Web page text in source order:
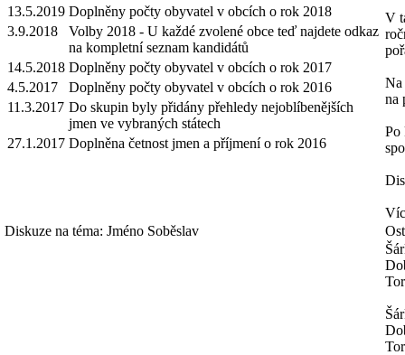
13.5.2019 Doplněny počty obyvatel v obcích o rok 2018
3.9.2018
Volby 2018 - U každé zvolené obce teď najdete odkaz
na kompletní seznam kandidátů
14.5.2018 Doplněny počty obyvatel v obcích o rok 2017
4.5.2017
Doplněny počty obyvatel v obcích o rok 2016
11.3.2017 Do skupin byly přidány přehledy nejoblíbenějších
jmen ve vybraných státech
27.1.2017 Doplněna četnost jmen a příjmení o rok 2016
V
Na
na
Po
Diskuze na téma: Jméno Soběslav